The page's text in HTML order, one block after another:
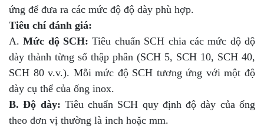
ứng để đưa ra các mức độ độ dày phù hợp.
Tiêu chí đánh giá:
A.Mức độ SCH: Tiêu chuẩn SCH chia các mức độ độ
dày thành từng số thập phân (SCH 5, SCH 10, SCH 40,
SCH 80 v.v.). Mỗi mức độ SCH tương ứng với một độ
dày cụ thể của ống inox.
B. Độ dày: Tiêu chuẩn SCH quy định độ dày của ống
theo đơn vị thường là inch hoặc mm.